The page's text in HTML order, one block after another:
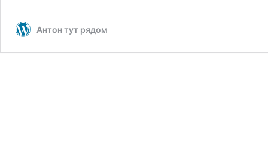
Антон тут рядом